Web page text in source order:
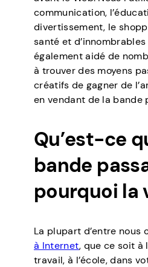
communication,
divertissement, le
santé et
également aidé de
à trouver des moyens
créatifs de gagner de
en vendant de la bande
Qu’est-ce
bande
pourquoi la
La plupart d’entre nous
à Internet, que ce soit à
travail, à l’école, dans